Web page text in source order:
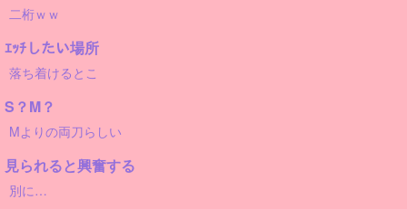
二桁ｗｗ
ｴｯﾁしたい場所
落ち着けるとこ
S？M？
Mよりの両刀らしい
見られると興奮する
別に…